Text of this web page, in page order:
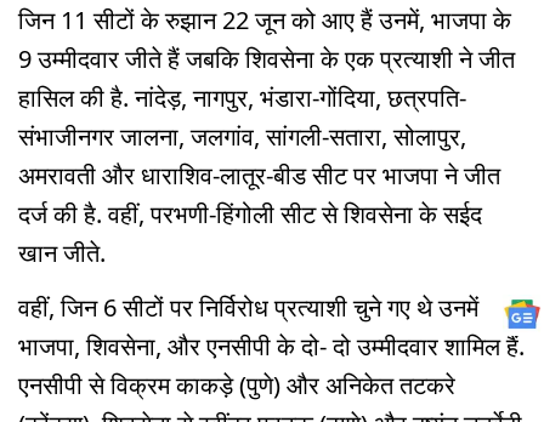
जिन 11 सीटों के रुझान 22 जून को आए हैं उनमें, भाजपा के
9 उम्मीदवार जीते हैं जबकि शिवसेना के एक प्रत्याशी ने जीत
हासिल की है. नांदेड़, नागपुर, भंडारा-गोंदिया, छत्रपति-
संभाजीनगर जालना, जलगांव, सांगली-सतारा, सोलापुर,
अमरावती और धाराशिव-लातूर-बीड सीट पर भाजपा ने जीत
दर्ज की है. वहीं, परभणी-हिंगोली सीट से शिवसेना के सईद
खान जीते.
वहीं, जिन 6 सीटों पर निर्विरोध प्रत्याशी चुने गए थे उनमें
भाजपा, शिवसेना, और एनसीपी के दो- दो उम्मीदवार शामिल हैं.
एनसीपी से विक्रम काकड़े (पुणे) और अनिकेत तटकरे